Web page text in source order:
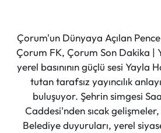
Çorum'un Dünyaya Açılan
Çorum FK, Çorum Son Dakika |
yerel basınının güçlü sesi Yayla
tutan tarafsız yayıncılık
buluşuyor. Şehrin simgesi
Caddesi'nden sıcak
Belediye duyuruları, yerel